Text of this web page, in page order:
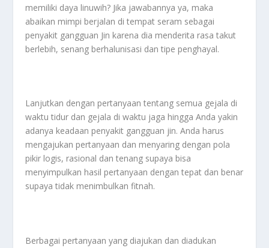
memiliki daya linuwih? Jika jawabannya ya, maka
abaikan mimpi berjalan di tempat seram sebagai
penyakit gangguan Jin karena dia menderita rasa takut
berlebih, senang berhalunisasi dan tipe penghayal.
Lanjutkan dengan pertanyaan tentang semua gejala di
waktu tidur dan gejala di waktu jaga hingga Anda yakin
adanya keadaan penyakit gangguan jin. Anda harus
mengajukan pertanyaan dan menyaring dengan pola
pikir logis, rasional dan tenang supaya bisa
menyimpulkan hasil pertanyaan dengan tepat dan benar
supaya tidak menimbulkan fitnah.
Berbagai pertanyaan yang diajukan dan diadukan